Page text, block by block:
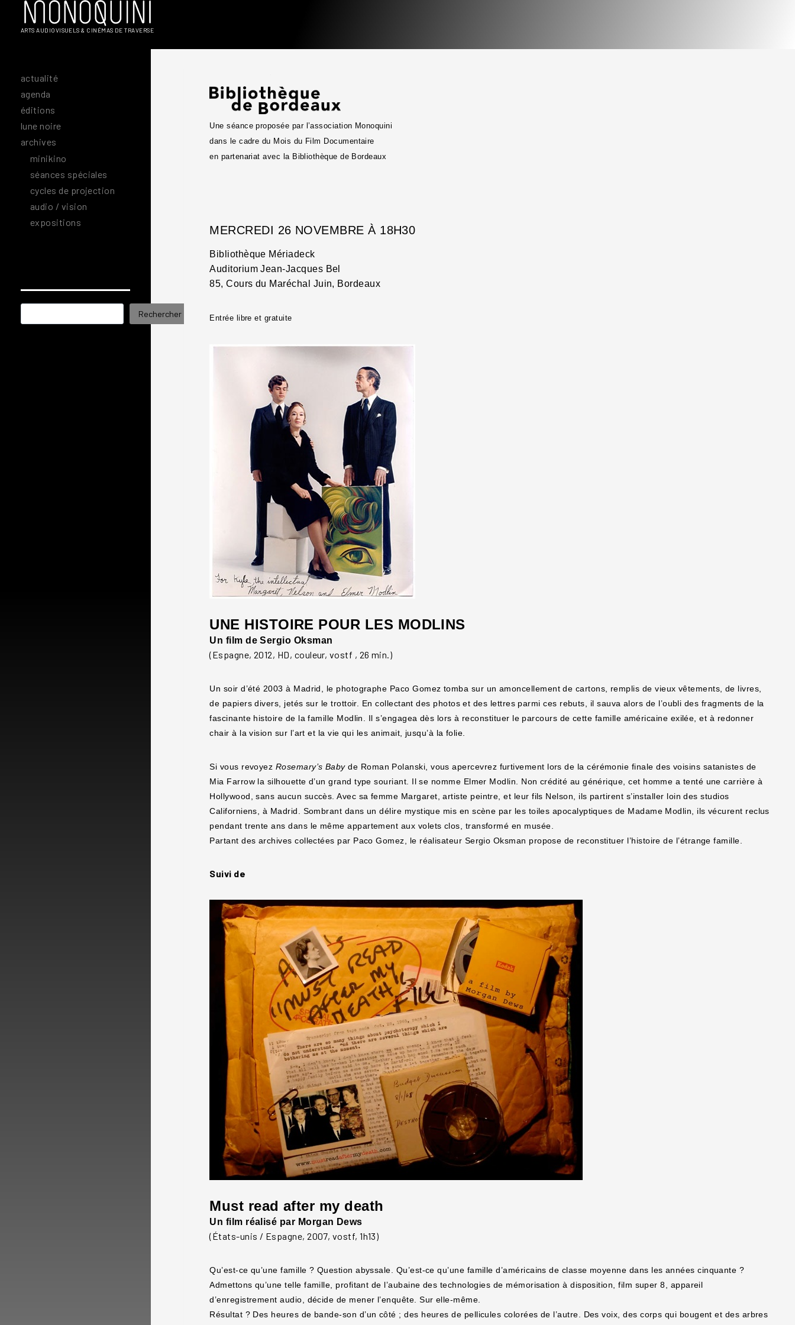
contenuARTS AUDIOVISUELS & CINÉMAS DE TRAVERSE
Une séance proposée par l’association Monoquini
dans le cadre du Mois du Film Documentaire
en partenariat avec la Bibliothèque de Bordeaux
MERCREDI 26 NOVEMBRE À 18H30
Bibliothèque Mériadeck
Auditorium Jean-Jacques Bel
85, Cours du Maréchal Juin, Bordeaux
Entrée libre et gratuite
UNE HISTOIRE POUR LES MODLINS
Un film de Sergio Oksman
(Espagne, 2012, HD, couleur, vostf , 26 min.)
Un soir d’été 2003 à Madrid, le photographe Paco Gomez tomba sur un amoncellement de cartons, remplis de vieux vêtements, de livres,
de papiers divers, jetés sur le trottoir. En collectant des photos et des lettres parmi ces rebuts, il sauva alors de l’oubli des fragments de la
fascinante histoire de la famille Modlin. Il s’engagea dès lors à reconstituer le parcours de cette famille américaine exilée, et à redonner
chair à la vision sur l’art et la vie qui les animait, jusqu’à la folie.
Si vous revoyez Rosemary’s Babyde Roman Polanski, vous apercevrez furtivement lors de la cérémonie finale des voisins satanistes de
Mia Farrow la silhouette d’un grand type souriant. Il se nomme Elmer Modlin. Non crédité au générique, cet homme a tenté une carrière à
Hollywood, sans aucun succès. Avec sa femme Margaret, artiste peintre, et leur fils Nelson, ils partirent s’installer loin des studios
Californiens, à Madrid. Sombrant dans un délire mystique mis en scène par les toiles apocalyptiques de Madame Modlin, ils vécurent reclus
pendant trente ans dans le même appartement aux volets clos, transformé en musée.
Partant des archives collectées par Paco Gomez, le réalisateur Sergio Oksman propose de reconstituer l’histoire de l’étrange famille.
Suivi de
Must read after my death
Un film réalisé par Morgan Dews
(États-unis / Espagne, 2007, vostf, 1h13)
Qu’est-ce qu’une famille ? Question abyssale. Qu’est-ce qu’une famille d’américains de classe moyenne dans les années cinquante ?
Admettons qu’une telle famille, profitant de l’aubaine des technologies de mémorisation à disposition, film super 8, appareil
d’enregistrement audio, décide de mener l’enquête. Sur elle-même.
Résultat ? Des heures de bande-son d’un côté ; des heures de pellicules colorées de l’autre. Des voix, des corps qui bougent et des arbres
actualité
agenda
éditions
lune noire
archives
minikino
séances spéciales
cycles de projection
audio / vision
expositions
Rechercher